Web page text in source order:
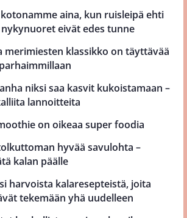
aina, kun ruisleipä ehti
eivät edes tunne
merimiesten klassikko on täyttävää
niksi saa kasvit kukoistamaan –
lannoitteita
on oikeaa super foodia
hyvää savulohta –
kalan päälle
harvoista kalaresepteistä, joita
tekemään yhä uudelleen